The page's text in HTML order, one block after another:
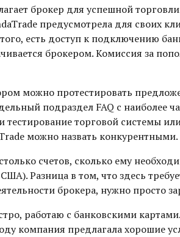
брокер для успешной
предусмотрела для своих
есть доступ к подключению
брокером. Комиссия за
можно протестировать
подраздел FAQ с
тестирование торговой системы
можно назвать конкурентными.
счетов, сколько ему
Разница в том, что здесь
брокера, нужно просто
работаю с банковскими
компания предлагала хорошие